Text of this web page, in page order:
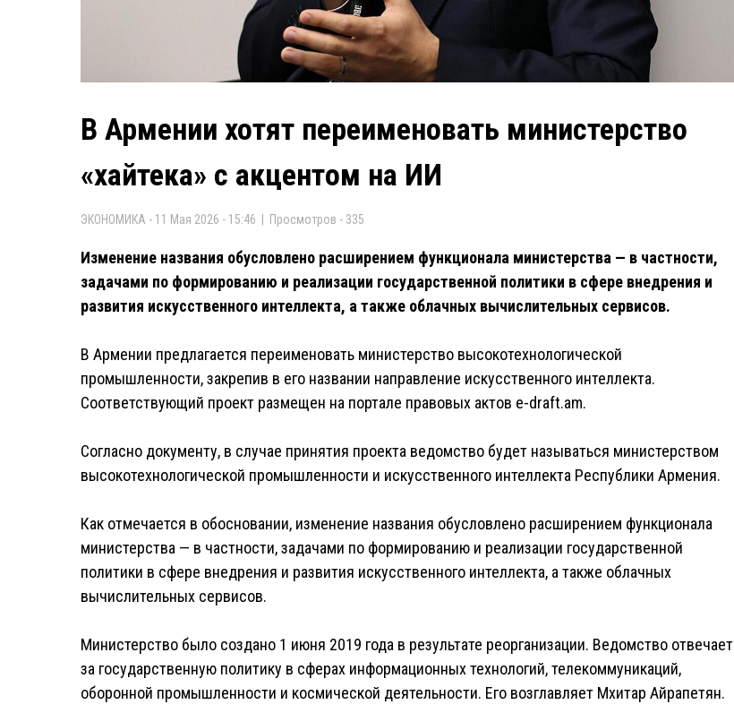
В Армении хотят переименовать министерство
«хайтека» с акцентом на ИИ
ЭКОНОМИКА - 11 Мая 2026 - 15:46 | Просмотров - 335
Изменение названия обусловлено расширением функционала министерства — в частности,
задачами по формированию и реализации государственной политики в сфере внедрения и
развития искусственного интеллекта, а также облачных вычислительных сервисов.
В Армении предлагается переименовать министерство высокотехнологической
промышленности, закрепив в его названии направление искусственного интеллекта.
Соответствующий проект размещен на портале правовых актов e-draft.am.
Согласно документу, в случае принятия проекта ведомство будет называться министерством
высокотехнологической промышленности и искусственного интеллекта Республики Армения.
Как отмечается в обосновании, изменение названия обусловлено расширением функционала
министерства — в частности, задачами по формированию и реализации государственной
политики в сфере внедрения и развития искусственного интеллекта, а также облачных
вычислительных сервисов.
Министерство было создано 1 июня 2019 года в результате реорганизации. Ведомство отвечает
за государственную политику в сферах информационных технологий, телекоммуникаций,
оборонной промышленности и космической деятельности. Его возглавляет Мхитар Айрапетян.